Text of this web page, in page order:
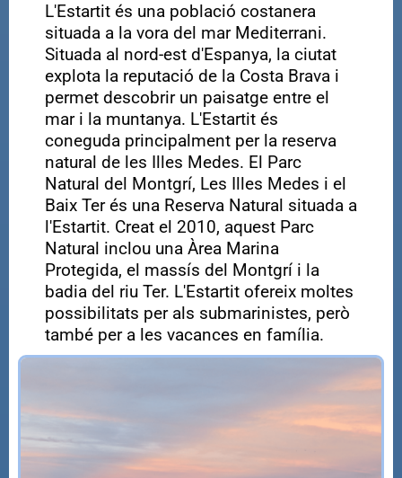
L'Estartit és una població costanera
situada a la vora del mar Mediterrani.
Situada al nord-est d'Espanya, la ciutat
explota la reputació de la Costa Brava i
permet descobrir un paisatge entre el
mar i la muntanya. L'Estartit és
coneguda principalment per la reserva
natural de les Illes Medes. El Parc
Natural del Montgrí, Les Illes Medes i el
Baix Ter és una Reserva Natural situada a
l'Estartit. Creat el 2010, aquest Parc
Natural inclou una Àrea Marina
Protegida, el massís del Montgrí i la
badia del riu Ter. L'Estartit ofereix moltes
possibilitats per als submarinistes, però
també per a les vacances en família.